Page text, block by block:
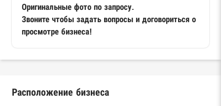
Оригинальные фото по запросу.
Звоните чтобы задать вопросы и договориться о
просмотре бизнеса!
Расположение бизнеса